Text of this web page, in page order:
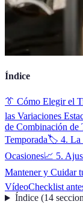
Índice
👔 Cómo Elegir el
las Variaciones
de Combinación de
Temporada🏷️ 4. La
Ocasiones📈 5.
Mantener y Cuidar
VídeoChecklist
Índice(14